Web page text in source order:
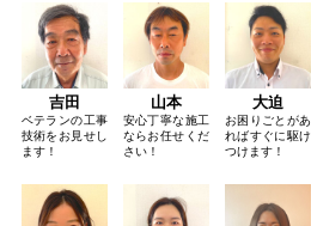
吉田
ベテランの工事
技術をお見せし
ます！
山本
安心丁寧な施工
ならお任せくだ
さい！
大迫
お困りごとがあ
ればすぐに駆け
つけます！